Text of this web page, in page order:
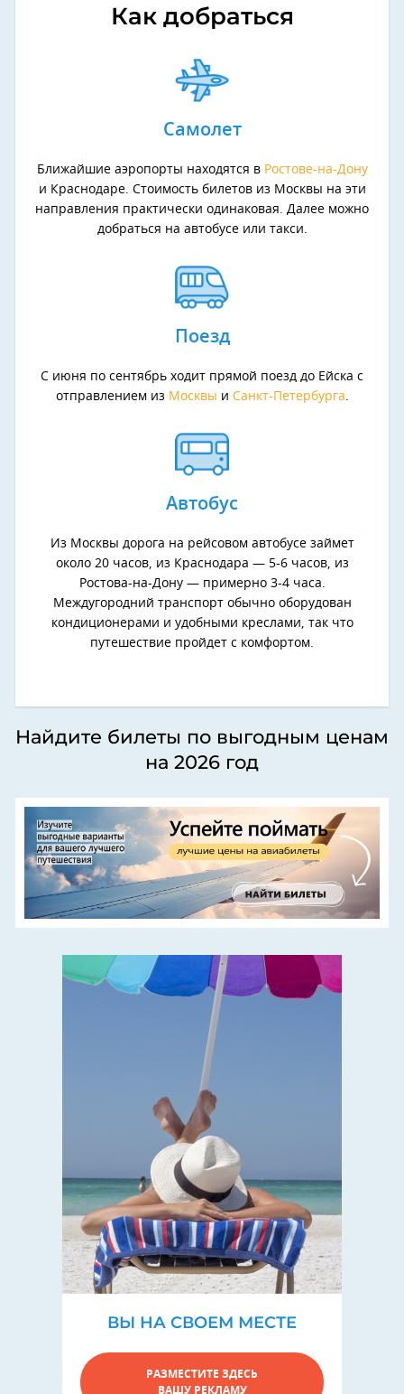
Как добраться
Самолет
Ближайшие аэропорты находятся в Ростове-на-Дону
и Краснодаре. Стоимость билетов из Москвы на эти
направления практически одинаковая. Далее можно
добраться на автобусе или такси.
Поезд
С июня по сентябрь ходит прямой поезд до Ейска с
отправлением из Москвы и Санкт-Петербурга
Автобус
Из Москвы дорога на рейсовом автобусе займет
около 20 часов, из Краснодара — 5-6 часов, из
Ростова-на-Дону — примерно 3-4 часа.
Междугородний транспорт обычно оборудован
кондиционерами и удобными креслами, так что
путешествие пройдет с комфортом.
Найдите билеты по выгодным ценам
на 2026 год
ВЫ НА СВОЕМ МЕСТЕ
РАЗМЕСТИТЕ ЗДЕСЬ
ВАШУ РЕКЛАМУ